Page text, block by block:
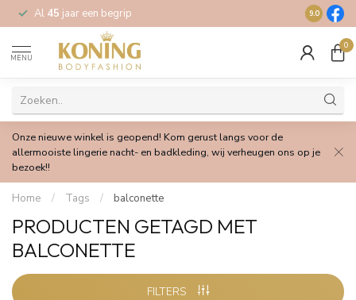
Al 45 jaar een begrip Gratis
9.0
MENU
0
Onze nieuwe winkel is geopend! Kom gerust langs voor de
allermooiste lingerie nacht- en badkleding, wij verheugen ons op je
bezoek!!
Home / Tags / balconette
PRODUCTEN GETAGD MET
BALCONETTE
FILTERS